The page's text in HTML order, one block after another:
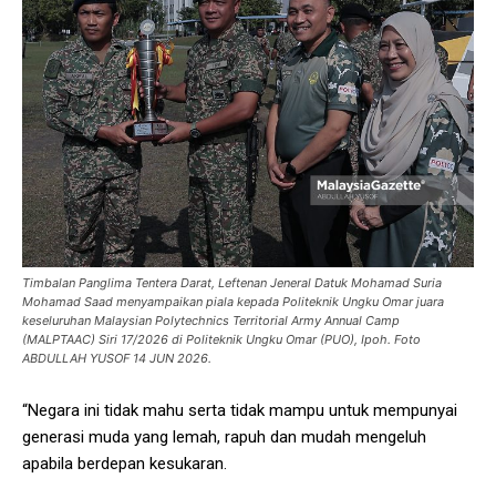
Timbalan Panglima Tentera Darat, Leftenan Jeneral Datuk Mohamad Suria
Mohamad Saad menyampaikan piala kepada Politeknik Ungku Omar juara
keseluruhan Malaysian Polytechnics Territorial Army Annual Camp
(MALPTAAC) Siri 17/2026 di Politeknik Ungku Omar (PUO), Ipoh. Foto
ABDULLAH YUSOF 14 JUN 2026.
“Negara ini tidak mahu serta tidak mampu untuk mempunyai
generasi muda yang lemah, rapuh dan mudah mengeluh
apabila berdepan kesukaran.